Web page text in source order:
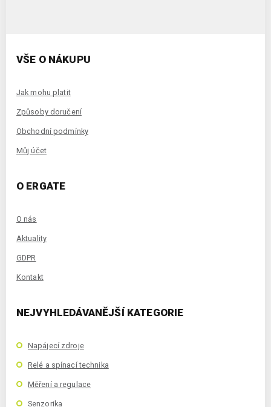
VŠE O NÁKUPU
Jak mohu platit
Způsoby doručení
Obchodní podmínky
Můj účet
O ERGATE
O nás
Aktuality
GDPR
Kontakt
NEJVYHLEDÁVANĚJŠÍ KATEGORIE
Napájecí zdroje
Relé a spínací technika
Měření a regulace
Senzorika